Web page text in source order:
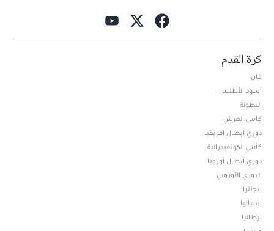
كرة القدم
كان
أسود الأطلس
البطولة
كأس العرش
دوري أبطال افريقيا
كأس الكونفيدرالية
دوري أبطال أوروبا
الدوري الأوروبي
إنجلترا
إسبانيا
إيطاليا